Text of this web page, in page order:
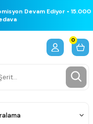
Devam Ediyor • 15.000
0